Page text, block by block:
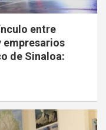
entre
empresarios
de Sinaloa: